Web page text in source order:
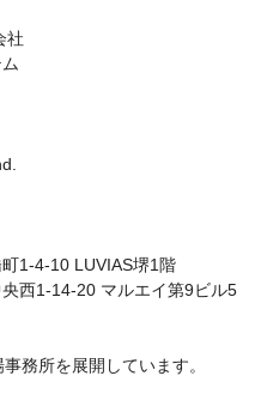
社
1-4-10 LUVIAS堺1階
西1-14-20 マルエイ第9ビル5
務所を展開しています。